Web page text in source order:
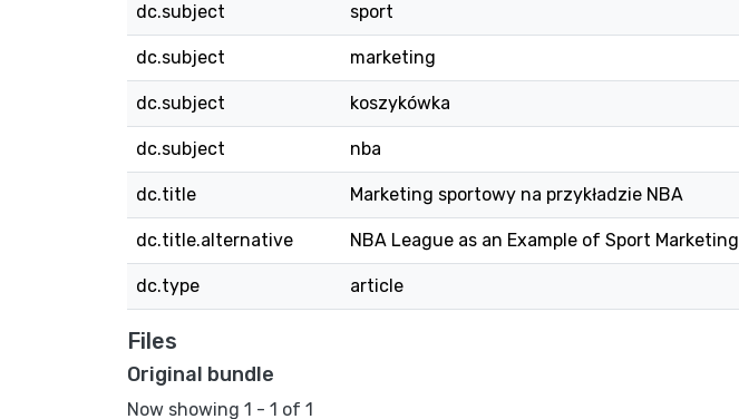
dc.subject sport
dc.subject marketing
dc.subject koszykówka
dc.subject nba
dc.title Marketing sportowy na przykładzie NBA
dc.title.alternative NBA League as an Example of Sport Marketing
dc.type article
Files
Original bundle
Now showing 1 - 1 of 1